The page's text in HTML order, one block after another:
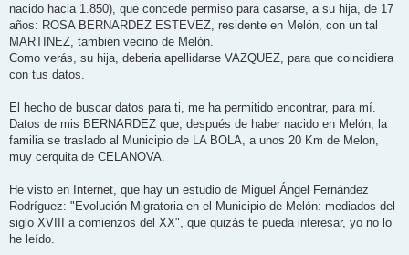
nacido hacia 1.850), que concede permiso para casarse, a su hija, de 17
años: ROSA BERNARDEZ ESTEVEZ, residente en Melón, con un tal
MARTINEZ, también vecino de Melón.
Como verás, su hija, deberia apellidarse VAZQUEZ, para que coincidiera
con tus datos.
El hecho de buscar datos para ti, me ha permitido encontrar, para mí.
Datos de mis BERNARDEZ que, después de haber nacido en Melón, la
familia se traslado al Municipio de LA BOLA, a unos 20 Km de Melon,
muy cerquita de CELANOVA.
He visto en Internet, que hay un estudio de Miguel Ángel Fernández
Rodríguez: "Evolución Migratoria en el Municipio de Melón: mediados del
siglo XVIII a comienzos del XX", que quizás te pueda interesar, yo no lo
he leído.